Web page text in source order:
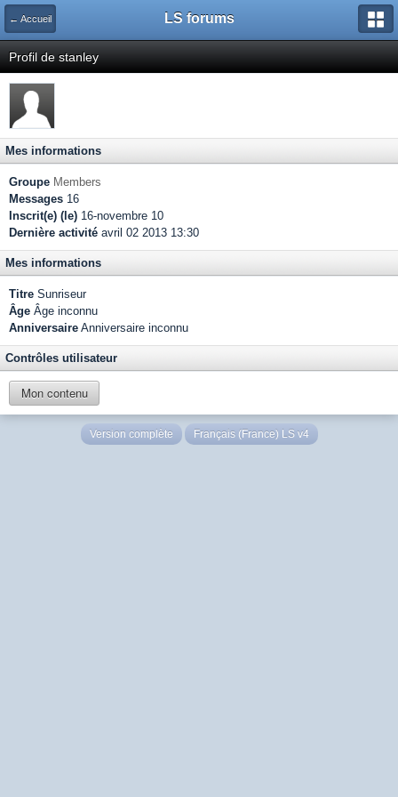
← Accueil LS forums
Profil de stanley
Mes informations
Groupe Members
Messages 16
Inscrit(e) (le) 16-novembre 10
Dernière activité avril 02 2013 13:30
Mes informations
Titre Sunriseur
Âge Âge inconnu
Anniversaire Anniversaire inconnu
Contrôles utilisateur
Mon contenu
Version complète Français (France) LS v4